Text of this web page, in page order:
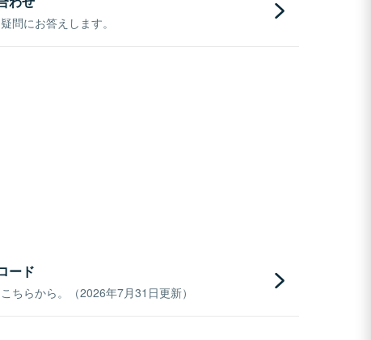
問にお答えします。
ード
ちらから。（2026年7月31日更新）